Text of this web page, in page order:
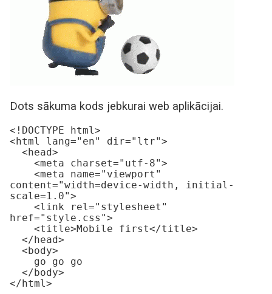
Dots sākuma kods jebkurai web aplikācijai.
<!DOCTYPE html>
<html lang="en" dir="ltr">
content="width=device-width, initial-
scale=1.0">
href="style.css">
</html>